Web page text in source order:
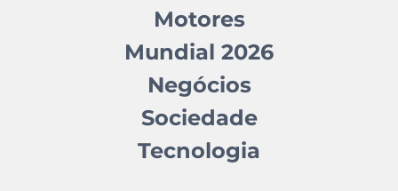
Motores
Mundial 2026
Negócios
Sociedade
Tecnologia